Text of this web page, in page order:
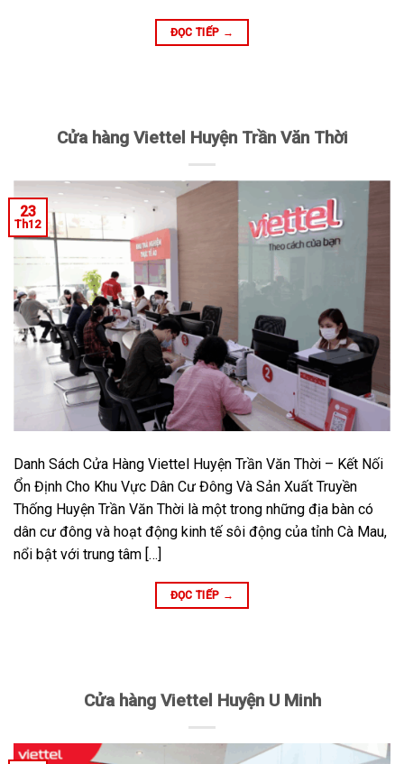
ĐỌC TIẾP →
Cửa hàng Viettel Huyện Trần Văn Thời
23
Th12
Danh Sách Cửa Hàng Viettel Huyện Trần Văn Thời – Kết Nối
Ổn Định Cho Khu Vực Dân Cư Đông Và Sản Xuất Truyền
Thống Huyện Trần Văn Thời là một trong những địa bàn có
dân cư đông và hoạt động kinh tế sôi động của tỉnh Cà Mau,
nổi bật với trung tâm […]
ĐỌC TIẾP →
Cửa hàng Viettel Huyện U Minh